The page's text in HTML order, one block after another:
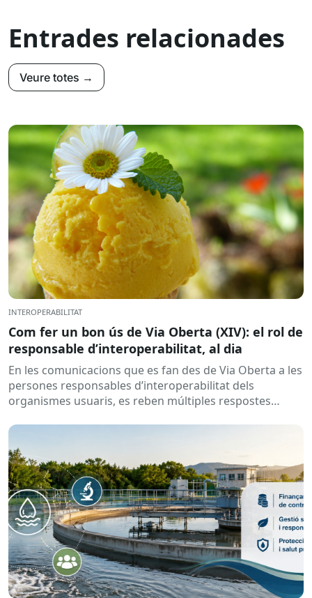
Entrades relacionades
Veure totes →
INTEROPERABILITAT
Com fer un bon ús de Via Oberta (XIV): el rol de
responsable d’interoperabilitat, al dia
En les comunicacions que es fan des de Via Oberta a les
persones responsables d’interoperabilitat dels
organismes usuaris, es reben múltiples respostes